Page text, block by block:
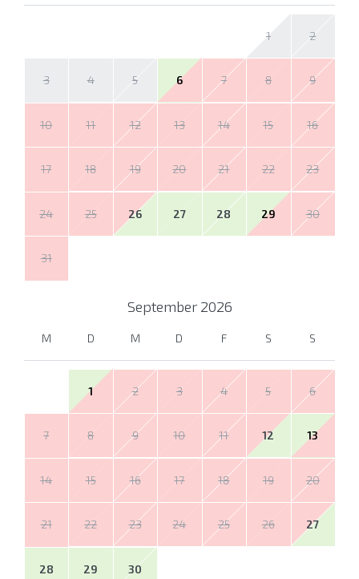
1 2
3 4 5 6 7 8 9
10 11 12 13 14 15 16
17 18 19 20 21 22 23
24 25 26 27 28 29 30
31
September 2026
M D M D F S S
1 2 3 4 5 6
7 8 9 10 11 12 13
14 15 16 17 18 19 20
21 22 23 24 25 26 27
28 29 30